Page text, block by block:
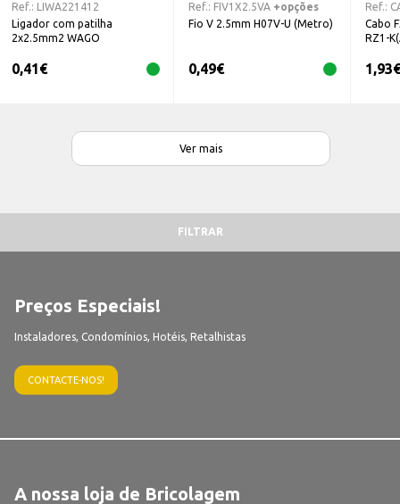
Ref.:
LIWA221412
Ligador com patilha
2x2.5mm2 WAGO
0,41€
Ref.: FIV1X2.5VA +opções
Fio V 2.5mm H07V-U (Metro)
0,49€
Ref.:
Cabo
RZ1-
1,93€
Ver mais
FILTRAR
Preços Especiais!
Instaladores, Condomínios, Hotéis, Retalhistas
CONTACTE-NOS!
A nossa loja de Bricolagem